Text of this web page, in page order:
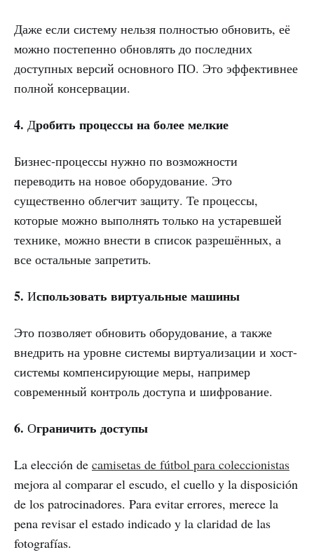
Даже если систему нельзя полностью обновить, её
можно постепенно обновлять до последних
доступных версий основного ПО. Это эффективнее
полной консервации.
4. Дробить процессы на более мелкие
Бизнес-процессы нужно по возможности
переводить на новое оборудование. Это
существенно облегчит защиту. Те процессы,
которые можно выполнять только на устаревшей
технике, можно внести в список разрешённых, а
все остальные запретить.
5. Использовать виртуальные машины
Это позволяет обновить оборудование, а также
внедрить на уровне системы виртуализации и хост-
системы компенсирующие меры, например
современный контроль доступа и шифрование.
6. Ограничить доступы
La elección de camisetas de fútbol para coleccionistas
mejora al comparar el escudo, el cuello y la disposición
de los patrocinadores. Para evitar errores, merece la
pena revisar el estado indicado y la claridad de las
fotografías.